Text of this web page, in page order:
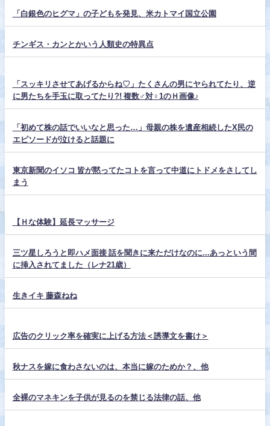
「白銀色のヒグマ」の子どもを発見、米カトマイ国立公園
チンギス・カンとかいう人類史の特異点
「スッキリさせてあげるからね♡」たくさんの男にヤられてたり、逆
に男たちを手玉に取ってたり?! 複数♂対♀1のＨ画像♪
「初めて株の話でいいなと思った…」母親の株を遺産相続したX民の
エピソードが泣けると話題に
東京新聞のイソコ 皆が黙ってたコトを言って中道にトドメをさしてし
まう
【Ｈな体験】延長マッサージ
三ツ星しろうと即ハメ面接 話を聞きに来ただけなのに...あっという間
に挿入されてました（レナ21歳）
生きイキ 藤森ねね
広告のクリック率を確実に上げる方法＜誘導文を書け＞
秋ナスを嫁に食わさないのは、本当に嫁のためか？、他
全裸のマネキンを子供が見るのを禁じる法律の話、他